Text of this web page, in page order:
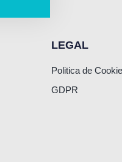
LEGAL
Politica de
GDPR